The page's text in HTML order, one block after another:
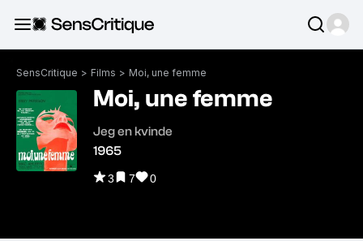
SensCritique > Films > Moi, une femme
Moi, une femme
Jeg en kvinde
1965
3 7 0